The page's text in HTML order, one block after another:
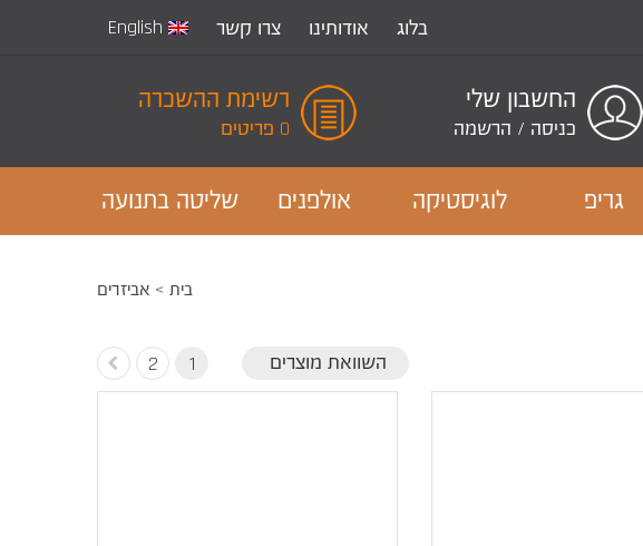
בלוג אודותינו צרו קשר English
החשבון שלי
כניסה / הרשמה
רשימת ההשכרה
0 פריטים
גריפ לוגיסטיקה אולפנים שליטה בתנועה
בית אביזרים
1
2 השוואת מוצרים